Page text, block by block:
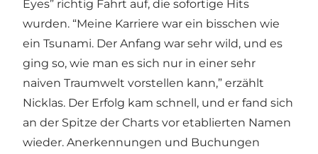
Eyes” richtig Fahrt auf, die sofortige Hits
wurden. “Meine Karriere war ein bisschen wie
ein Tsunami. Der Anfang war sehr wild, und es
ging so, wie man es sich nur in einer sehr
naiven Traumwelt vorstellen kann,” erzählt
Nicklas. Der Erfolg kam schnell, und er fand sich
an der Spitze der Charts vor etablierten Namen
wieder. Anerkennungen und Buchungen